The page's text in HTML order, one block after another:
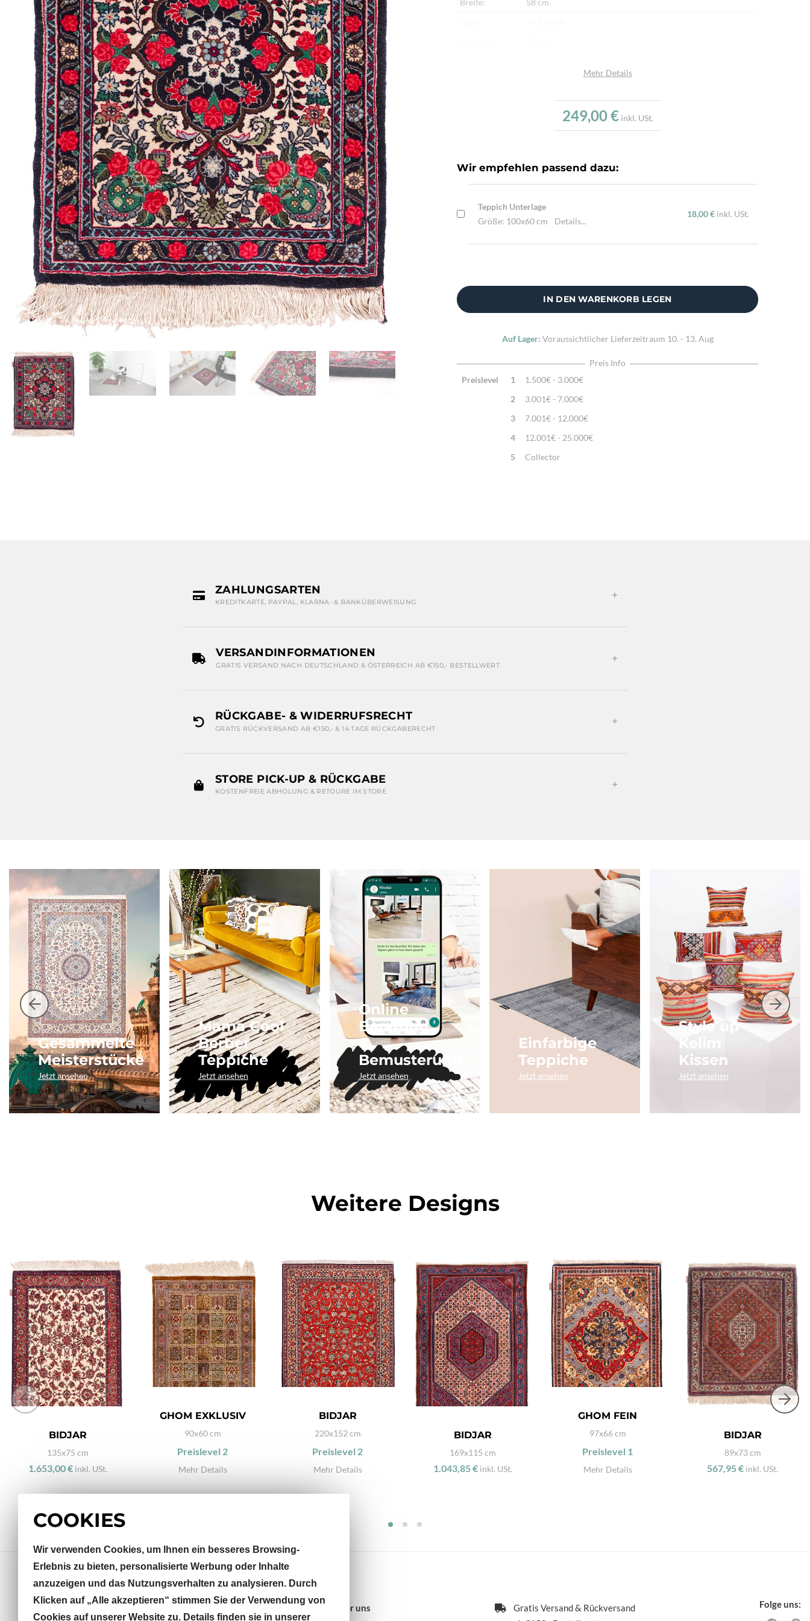
Breite:
58 cm
Schafwolle
Verarbeitung:
Sehr fein per Hand geknüpft
Mehr Details
249,00 € inkl. USt.
Wir empfehlen passend dazu:
Teppich Unterlage
Größe: 100x60 cm
Details...
18,00 € inkl. USt.
IN DEN WARENKORB LEGEN
Auf Lager: Voraussichtlicher Lieferzeitraum 10. - 13. Aug
Preis Info
Preislevel
1
1.500€ - 3.000€
2
3.001€ - 7.000€
3
7.001€ - 12.000€
4
12.001€ - 25.000€
5
Collector
ZAHLUNGSARTEN
KREDITKARTE, PAYPAL, KLARNA- & BANKÜBERWEISUNG
VERSANDINFORMATIONEN
GRATIS VERSAND NACH DEUTSCHLAND & ÖSTERREICH AB €150,- BESTELLWERT
RÜCKGABE- & WIDERRUFSRECHT
GRATIS RÜCKVERSAND AB €150,- & 14 TAGE RÜCKGABERECHT
STORE PICK-UP & RÜCKGABE
KOSTENFREIE ABHOLUNG & RETOURE IM STORE
Gesammelte
Meisterstücke
Jetzt ansehen
Mama Cool
Berber
Teppiche
Jetzt ansehen
Online
Beratung
&
Bemusterung
Jetzt ansehen
Einfarbige
Teppiche
Jetzt ansehen
Style up
Kelim
Kissen
Jetzt ansehen
Weitere Designs
BIDJAR
135x75 cm
1.653,00 € inkl. USt.
GHOM EXKLUSIV
90x60 cm
Preislevel 2
Mehr Details
BIDJAR
220x152 cm
Preislevel 2
Mehr Details
BIDJAR
169x115 cm
1.043,85 € inkl. USt.
GHOM FEIN
97x66 cm
Preislevel 1
Mehr Details
BIDJAR
89x73 cm
567,95 € inkl. USt.
COOKIES
Wir verwenden Cookies, um Ihnen ein besseres Browsing-
Erlebnis zu bieten, personalisierte Werbung oder Inhalte
anzuzeigen und das Nutzungsverhalten zu analysieren. Durch
Klicken auf „Alle akzeptieren“ stimmen Sie der Verwendung von
Cookies auf unserer Website zu. Details finden sie in unserer
Über uns
Gratis Versand & Rückversand
Folge uns: